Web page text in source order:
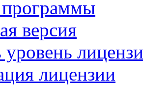
версия
уровень
лицензии